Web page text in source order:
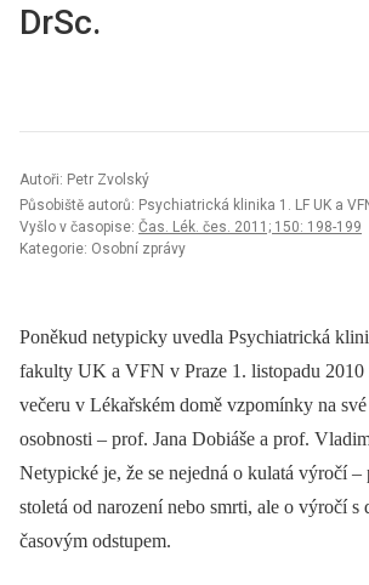
DrSc.
Autoři: Petr Zvolský
Působiště autorů: Psychiatrická klinika 1. LF UK a
Vyšlo v časopise: Čas. Lék. čes. 2011; 150: 198-199
Kategorie: Osobní zprávy
Poněkud netypicky uvedla Psychiatrická
fakulty UK a VFN v Praze 1. listopadu 2010
večeru v Lékařském domě vzpomínky na
osobnosti –⁠ prof. Jana Dobiáše a prof.
Netypické je, že se nejedná o kulatá výročí –⁠
stoletá od narození nebo smrti, ale o výročí s
časovým odstupem.